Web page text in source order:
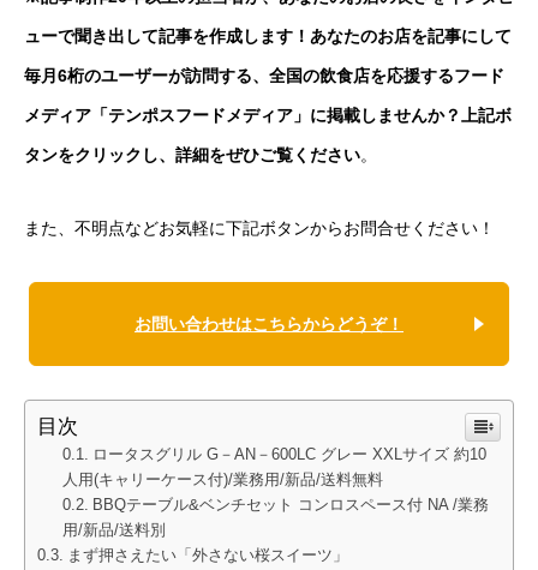
ューで聞き出して記事を作成します！あなたのお店を記事にして
毎月6桁のユーザーが訪問する、全国の飲食店を応援するフード
メディア「テンポスフードメディア」に掲載しませんか？上記ボ
タンをクリックし、詳細をぜひご覧ください。
また、不明点などお気軽に下記ボタンからお問合せください！
お問い合わせはこちらからどうぞ！
目次
ロータスグリル G－AN－600LC グレー XXLサイズ 約10
人用(キャリーケース付)/業務用/新品/送料無料
BBQテーブル&ベンチセット コンロスペース付 NA /業務
用/新品/送料別
まず押さえたい「外さない桜スイーツ」